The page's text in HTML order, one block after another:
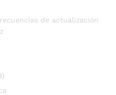
de actualización